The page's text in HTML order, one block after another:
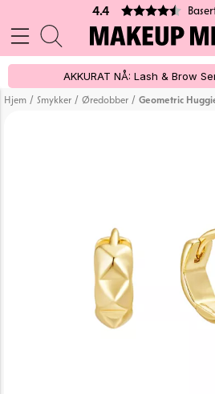
4.4
AKKURAT NÅ: Lash & Brow
Hjem / Smykker / Øredobber / Geometric